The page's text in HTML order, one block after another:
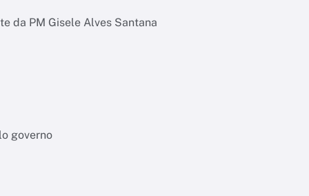
da PM Gisele Alves Santana
governo